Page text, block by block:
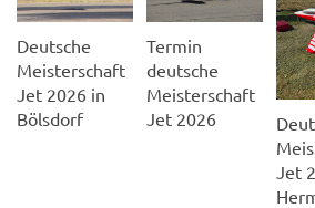
Deutsche
Meisterschaft
Jet 2026 in
Bölsdorf
Termin
deutsche
Meisterschaft
Jet 2026
Jet